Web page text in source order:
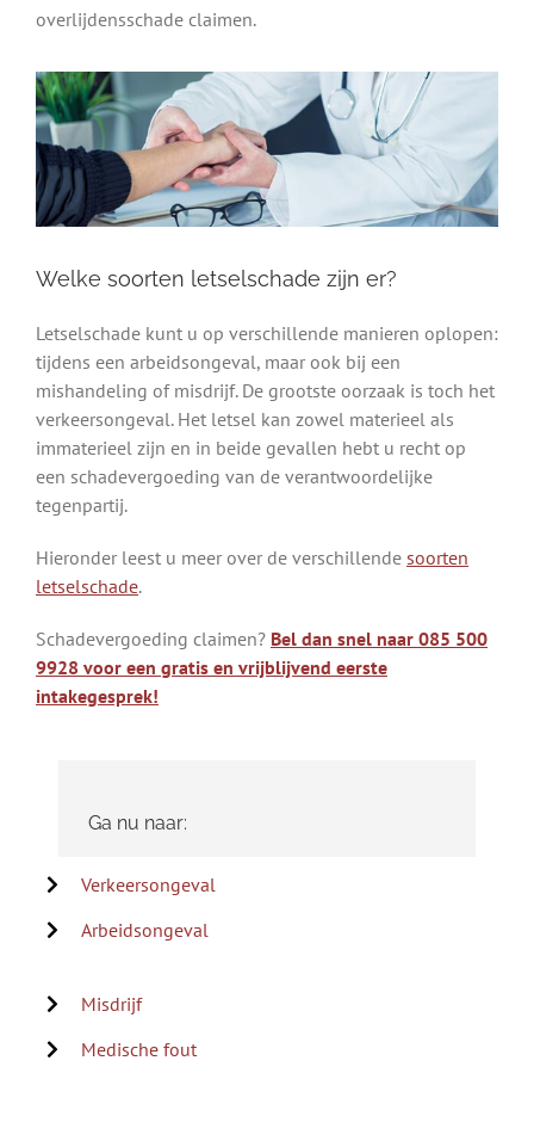
overlijdensschade claimen.
Welke soorten letselschade zijn er?
Letselschade kunt u op verschillende manieren oplopen:
tijdens een arbeidsongeval, maar ook bij een
mishandeling of misdrijf. De grootste oorzaak is toch het
verkeersongeval. Het letsel kan zowel materieel als
immaterieel zijn en in beide gevallen hebt u recht op
een schadevergoeding van de verantwoordelijke
tegenpartij.
Hieronder leest u meer over de verschillende soorten
letselschade.
Schadevergoeding claimen? Bel dan snel naar 085 500
9928 voor een gratis en vrijblijvend eerste
intakegesprek!
Ga nu naar:
Verkeersongeval
Arbeidsongeval
Misdrijf
Medische fout